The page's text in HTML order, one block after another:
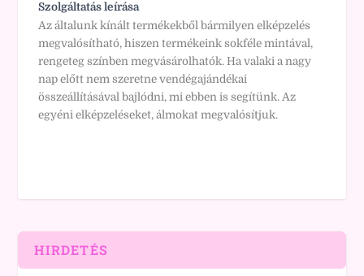
Szolgáltatás leírása
Az általunk kínált termékekből bármilyen elképzelés
megvalósítható, hiszen termékeink sokféle mintával,
rengeteg színben megvásárolhatók. Ha valaki a nagy
nap előtt nem szeretne vendégajándékai
összeállításával bajlódni, mi ebben is segítünk. Az
egyéni elképzeléseket, álmokat megvalósítjuk.
HIRDETÉS